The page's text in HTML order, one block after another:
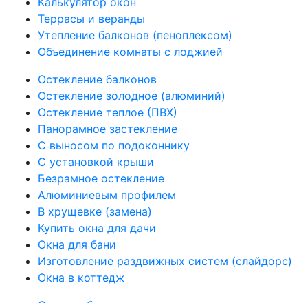
Террасы и веранды
Утепление балконов (пеноплексом)
Объединение комнаты с лоджией
Остекление балконов
Остекление золодное (алюминий)
Остекление теплое (ПВХ)
Панорамное застекление
С выносом по подоконнику
С установкой крыши
Безрамное остекление
Алюминиевым профилем
В хрущевке (замена)
Купить окна для дачи
Окна для бани
Изготовление раздвижных систем (слайдорс)
Окна в коттедж